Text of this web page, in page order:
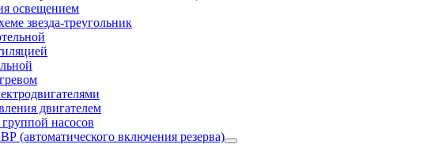
освещением
звезда-треугольник
двигателем
насосов
(автоматического включения резерва)